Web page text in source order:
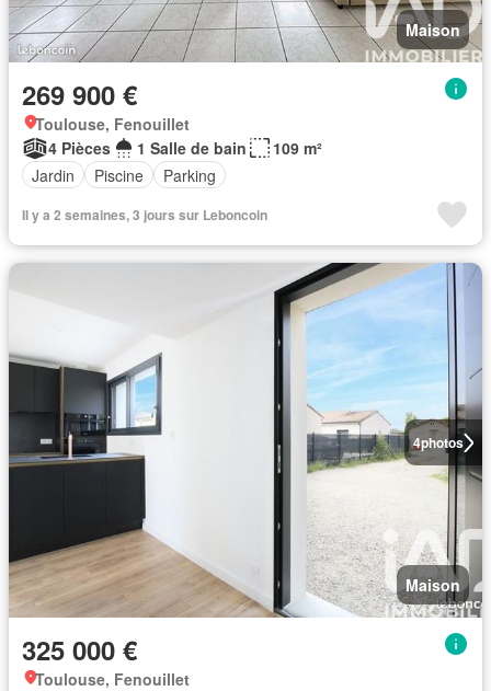
Maison
269 900 €
Toulouse, Fenouillet
4 Pièces
1 Salle de bain
109 m²
Jardin
Piscine Parking
Il y a 2 semaines, 3 jours sur Leboncoin
4photos
Maison
325 000 €
Toulouse, Fenouillet